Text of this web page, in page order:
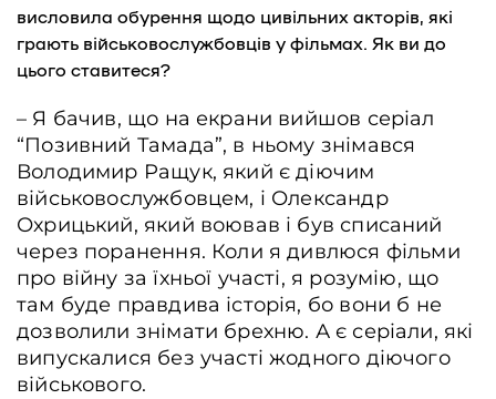
висловила обурення щодо цивільних акторів, які
грають військовослужбовців у фільмах. Як ви до
цього ставитеся?
– Я бачив, що на екрани вийшов серіал
“Позивний Тамада”, в ньому знімався
Володимир Ращук, який є діючим
військовослужбовцем, і Олександр
Охрицький, який воював і був списаний
через поранення. Коли я дивлюся фільми
про війну за їхньої участі, я розумію, що
там буде правдива історія, бо вони б не
дозволили знімати брехню. А є серіали, які
випускалися без участі жодного діючого
військового.